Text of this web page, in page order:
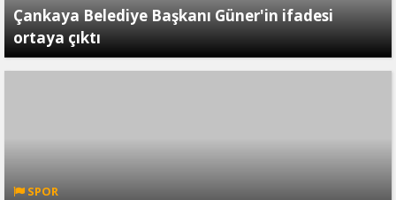
Çankaya Belediye Başkanı Güner'in ifadesi
ortaya çıktı
SPOR